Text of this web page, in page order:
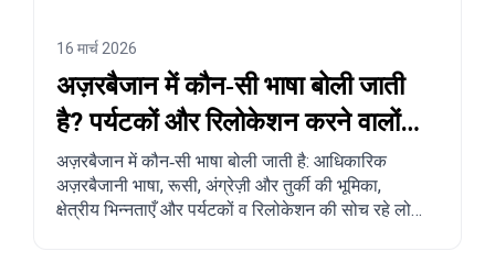
16 मार्च 2026
अज़रबैजान में कौन‑सी भाषा बोली जाती
है? पर्यटकों और रिलोकेशन करने वालों
के लिए पूरा गाइड
अज़रबैजान में कौन‑सी भाषा बोली जाती है: आधिकारिक
अज़रबैजानी भाषा, रूसी, अंग्रेज़ी और तुर्की की भूमिका,
क्षेत्रीय भिन्नताएँ और पर्यटकों व रिलोकेशन की सोच रहे लोगों